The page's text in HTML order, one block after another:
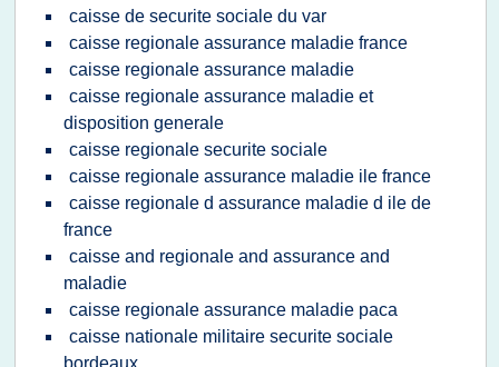
caisse de securite sociale du var
caisse regionale assurance maladie france
caisse regionale assurance maladie
caisse regionale assurance maladie et
disposition generale
caisse regionale securite sociale
caisse regionale assurance maladie ile france
caisse regionale d assurance maladie d ile de
france
caisse and regionale and assurance and
maladie
caisse regionale assurance maladie paca
caisse nationale militaire securite sociale
bordeaux